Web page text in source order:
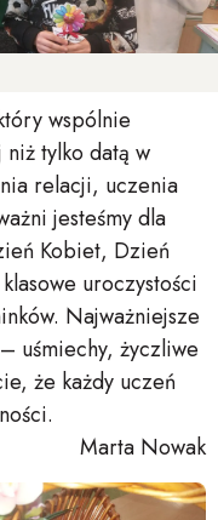
wspólnie
niż tylko datą w
relacji, uczenia
jesteśmy dla
Kobiet, Dzień
uroczystości
Najważniejsze
uśmiechy, życzliwe
że każdy uczeń
Marta Nowak